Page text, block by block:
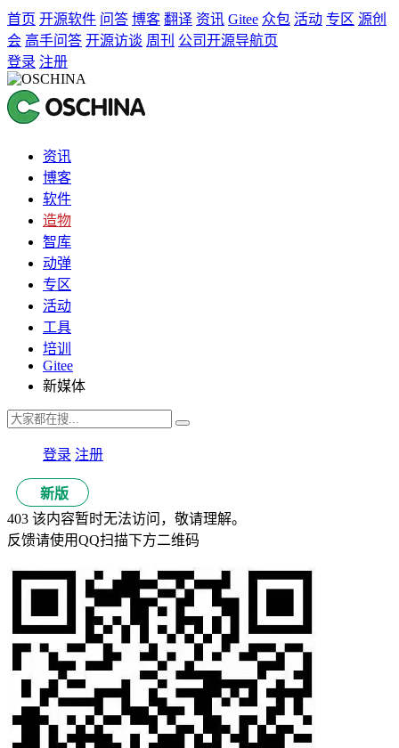
首页 开源软件 问答 博客 翻译 资讯 Gitee 众包 活动 专区 源创
会 高手问答 开源访谈 周刊 公司开源导航页
登录 注册
资讯
博客
软件
造物
智库
动弹
专区
活动
工具
培训
Gitee
新媒体
登录 注册
新版
403 该内容暂时无法访问，敬请理解。
反馈请使用QQ扫描下方二维码